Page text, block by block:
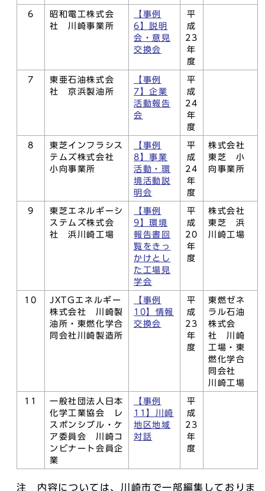
6
昭和電工株式会
社 川崎事業所
【事例
6】説明
会・意見
交換会
平
成
23
年
度
7
東亜石油株式会
社 京浜製油所
【事例
7】企業
活動報告
会
平
成
24
年
度
8
東芝インフラシス
テムズ株式会社
小向事業所
【事例
8】事業
活動・環
境活動説
明会
平
成
24
年
度
株式会社
東芝 小
向事業所
9
東芝エネルギーシ
ステムズ株式会
社 浜川崎工場
【事例
9】環境
報告書回
覧をきっ
かけとし
た工場見
学会
平
成
20
年
度
株式会社
東芝 浜
川崎工場
10
JXTGエネルギー
株式会社 川崎製
油所・東燃化学合
同会社川崎製造所
【事例
10】情報
交換会
平
成
23
年
度
東燃ゼネ
ラル石油
株式会
社 川崎
工場・東
燃化学合
同会社
川崎工場
11
一般社団法人日本
化学工業協会 レ
スポンシブル・ケ
ア委員会 川崎コ
ンビナート会員企
業
【事例
11】川崎
地区地域
対話
平
成
23
年
度
注 内容については、川崎市で一部編集しておりま